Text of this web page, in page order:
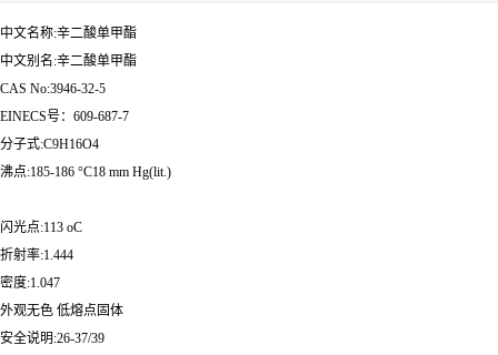
中文名称:辛二酸单甲酯
中文别名:辛二酸单甲酯
CAS No:3946-32-5
EINECS号：609-687-7
分子式:C9H16O4
沸点:185-186 °C18 mm Hg(lit.)
闪光点:113 oC
折射率:1.444
密度:1.047
外观无色 低熔点固体
安全说明:26-37/39